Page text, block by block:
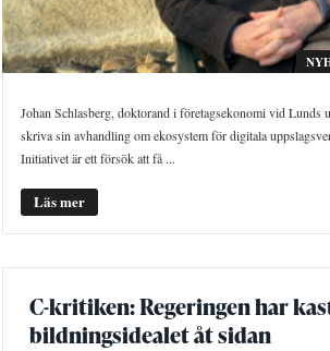
Johan Schlasberg, doktorand i företagsekonomi vid Lunds
skriva sin avhandling om ekosystem för digitala
Initiativet är ett försök att få ...
Läs mer
C-kritiken: Regeringen har
bildningsidealet åt sidan